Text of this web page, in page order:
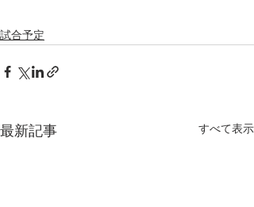
試合予定
最新記事 すべて表示